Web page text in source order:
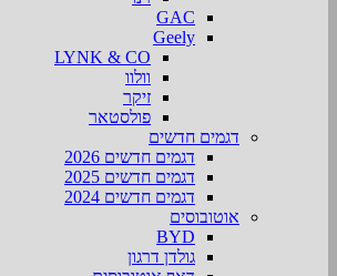
GAC
Geely
LYNK & CO
וולוו
זיקר
פולסטאר
דגמים חדשים
דגמים חדשים 2026
דגמים חדשים 2025
דגמים חדשים 2024
אוטובוסים
BYD
גולדן דרגון